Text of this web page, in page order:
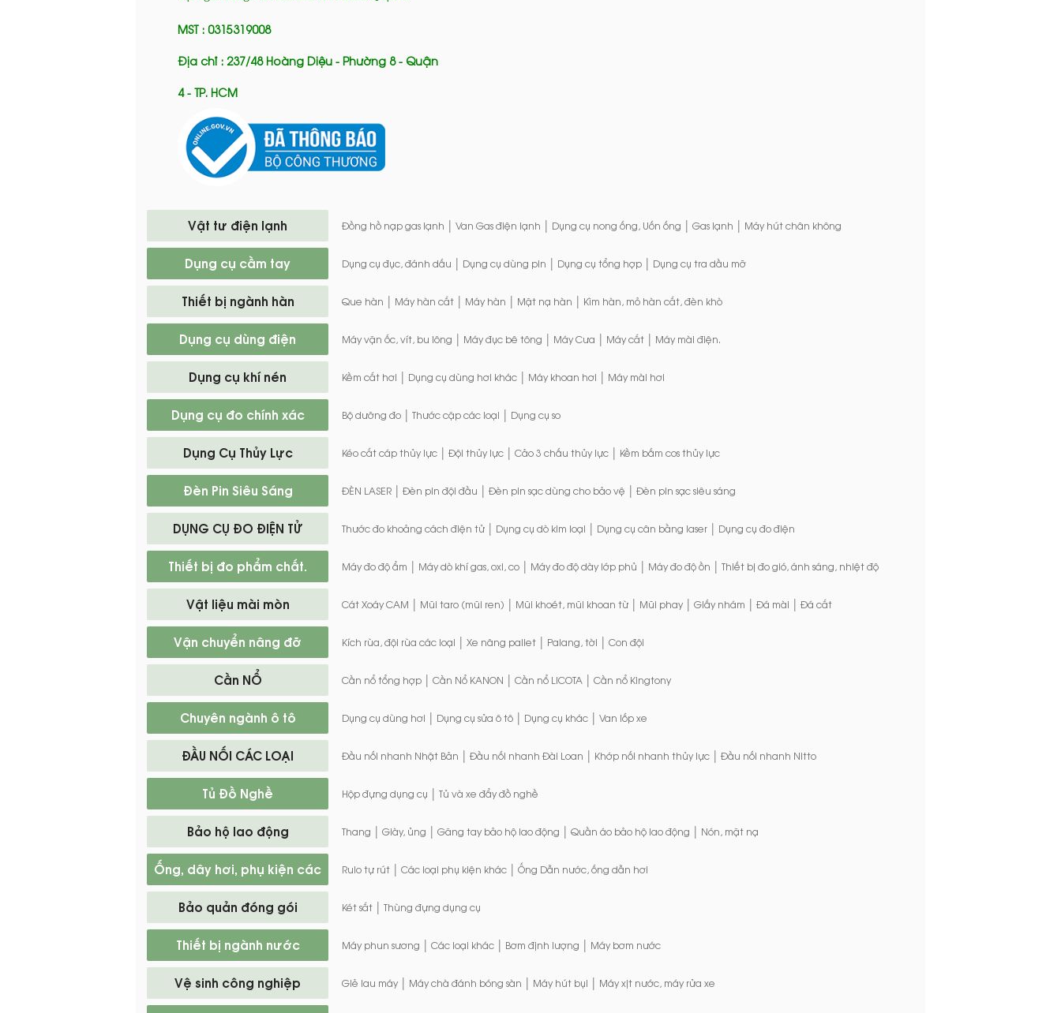
MST : 0315319008
Địa chỉ : 237/48 Hoàng Diệu - Phường 8 - Quận
4 - TP. HCM
Vật tư điện lạnh Đồng hồ nạp gas lạnh | Van Gas điện lạnh | Dụng cụ nong ống, Uốn ống | Gas lạnh | Máy hút chân không
Dụng cụ cầm tay Dụng cụ đục, đánh dấu | Dụng cụ dùng pin | Dụng cụ tổng hợp | Dụng cụ tra dầu mỡ
Thiết bị ngành hàn Que hàn | Máy hàn cắt | Máy hàn | Mặt nạ hàn | Kìm hàn, mỏ hàn cắt, đèn khò
Dụng cụ dùng điện Máy vặn ốc, vít, bu lông | Máy đục bê tông | Máy Cưa | Máy cắt | Máy mài điện.
Dụng cụ khí nén Kềm cắt hơi | Dụng cụ dùng hơi khác | Máy khoan hơi | Máy mài hơi
Dụng cụ đo chính xác Bộ dưỡng đo | Thước cặp các loại | Dụng cụ so
Dụng Cụ Thủy Lực Kéo cắt cáp thủy lực | Đội thủy lực | Cảo 3 chấu thủy lực | Kềm bấm cos thủy lực
Đèn Pin Siêu Sáng ĐÈN LASER | Đèn pin đội đầu | Đèn pin sạc dùng cho bảo vệ | Đèn pin sạc siêu sáng
DỤNG CỤ ĐO ĐIỆN TỬ Thước đo khoảng cách điện tử | Dụng cụ dò kim loại | Dụng cụ cân bằng laser | Dụng cụ đo điện
Thiết bị đo phẩm chất. Máy đo độ ẩm | Máy dò khí gas, oxi, co | Máy đo độ dày lớp phủ | Máy đo độ ồn | Thiết bị đo gió, ánh sáng, nhiệt độ
Vật liệu mài mòn Cát Xoáy CAM | Mũi taro (mũi ren) | Mũi khoét, mũi khoan từ | Mũi phay | Giấy nhám | Đá mài | Đá cắt
Vận chuyển nâng đỡ Kích rùa, đội rùa các loại | Xe nâng pallet | Palang, tời | Con đội
Cần NỔ Cần nổ tổng hợp | Cần Nổ KANON | Cần nổ LICOTA | Cần nổ Kingtony
Chuyên ngành ô tô Dụng cụ dùng hơi | Dụng cụ sửa ô tô | Dụng cụ khác | Van lốp xe
ĐẦU NỐI CÁC LOẠI Đầu nối nhanh Nhật Bản | Đầu nối nhanh Đài Loan | Khớp nối nhanh thủy lực | Đầu nối nhanh Nitto
Tủ Đồ Nghề Hộp đựng dụng cụ | Tủ và xe đẩy đồ nghề
Bảo hộ lao động Thang | Giày, ủng | Găng tay bảo hộ lao động | Quần áo bảo hộ lao động | Nón, mặt nạ
Ống, dây hơi, phụ kiện các
loại
Rulo tự rút | Các loại phụ kiện khác | Ống Dẫn nước, ống dẫn hơi
Bảo quản đóng gói Két sắt | Thùng đựng dụng cụ
Thiết bị ngành nước Máy phun sương | Các loại khác | Bơm định lượng | Máy bơm nước
Vệ sinh công nghiệp Giẻ lau máy | Máy chà đánh bóng sàn | Máy hút bụi | Máy xịt nước, máy rửa xe